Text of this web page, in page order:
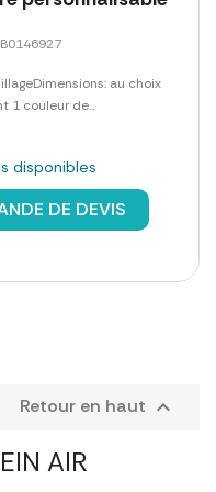
AIR
au choix
1 couleur de...
disponibles
DE DEVIS
Retour en haut 